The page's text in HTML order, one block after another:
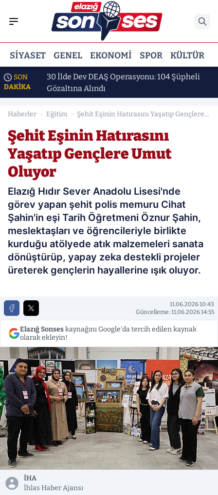
SIYASET GENEL EKONOMI SPOR KÜLTÜR
SON
DAKİKA
30 İlde Dev DEAŞ Operasyonu: 104 Şüpheli
Gözaltına Alındı
Haberler Eğitim
Şehit Eşinin Hatırasını Yaşatıp Gençlere
Şehit Eşinin Hatırasını
Yaşatıp Gençlere Umut
Oluyor
Elazığ Hıdır Sever Anadolu Lisesi'nde
görev yapan şehit polis memuru Cihat
Şahin'in eşi Tarih Öğretmeni Öznur Şahin,
meslektaşları ve öğrencileriyle birlikte
kurduğu atölyede atık malzemeleri sanata
dönüştürüp, yapay zeka destekli projeler
üreterek gençlerin hayallerine ışık oluyor.
11.06.2026 10:43
Güncelleme: 11.06.2026 14:55
Elazığ Sonseskaynağını Google'da tercih edilen kaynak
olarak ekleyin!
İHA
İhlas Haber Ajansı